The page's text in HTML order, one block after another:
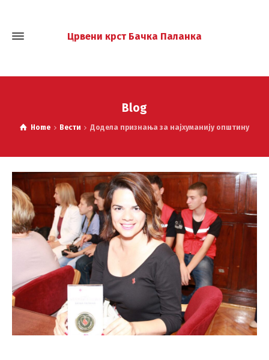
Црвени крст Бачка Паланка
Blog
Home Вести Додела признања за најхуманију општину